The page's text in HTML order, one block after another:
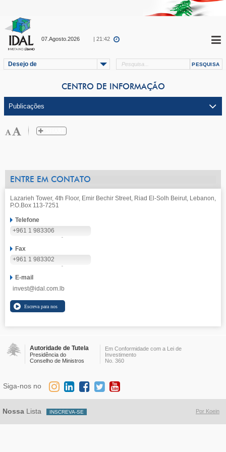
07.Agosto.2026 | 21:42
Desejo de
CENTRO DE INFORMAÇÃO
ENTRE EM CONTATO
Lazarieh Tower, 4th Floor, Emir Bechir Street, Riad El-Solh Beirut, Lebanon,
P.O.Box 113-7251
Telefone
+961 1 983306
Fax
+961 1 983302
E-mail
invest@idal.com.lb
Autoridade de Tutela
Presidência do
Conselho de Ministros
Em Conformidade com a Lei de
Investimento
No. 360
Por Koein
Nossa Lista
Siga-nos no